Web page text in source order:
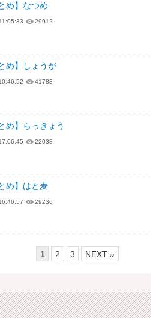
め】なつめ
29912
め】しょうが
41783
め】らっきょう
22038
め】はと麦
29236
1 2 3 NEXT »